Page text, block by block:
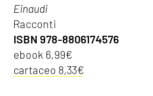
Einaudi
Racconti
ISBN 978-8806174576
ebook 6,99€
cartaceo 8,33€